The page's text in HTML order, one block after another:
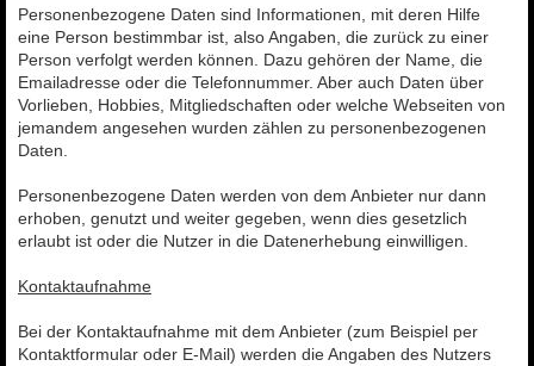
Personenbezogene Daten sind Informationen, mit deren Hilfe
eine Person bestimmbar ist, also Angaben, die zurück zu einer
Person verfolgt werden können. Dazu gehören der Name, die
Emailadresse oder die Telefonnummer. Aber auch Daten über
Vorlieben, Hobbies, Mitgliedschaften oder welche Webseiten von
jemandem angesehen wurden zählen zu personenbezogenen
Daten.
Personenbezogene Daten werden von dem Anbieter nur dann
erhoben, genutzt und weiter gegeben, wenn dies gesetzlich
erlaubt ist oder die Nutzer in die Datenerhebung einwilligen.
Kontaktaufnahme
Bei der Kontaktaufnahme mit dem Anbieter (zum Beispiel per
Kontaktformular oder E-Mail) werden die Angaben des Nutzers